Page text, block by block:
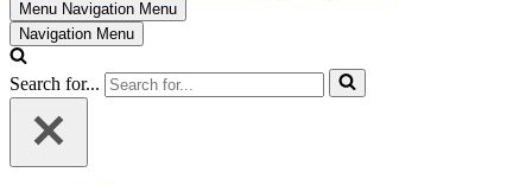
Menu Navigation Menu
Navigation Menu
Search for...